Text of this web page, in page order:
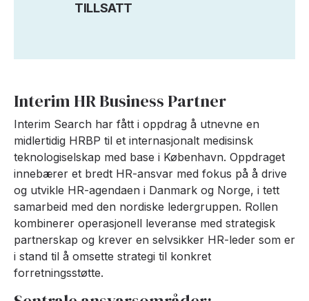
TILLSATT
Interim HR Business Partner
Interim Search har fått i oppdrag å utnevne en
midlertidig HRBP til et internasjonalt medisinsk
teknologiselskap med base i København. Oppdraget
innebærer et bredt HR-ansvar med fokus på å drive
og utvikle HR-agendaen i Danmark og Norge, i tett
samarbeid med den nordiske ledergruppen. Rollen
kombinerer operasjonell leveranse med strategisk
partnerskap og krever en selvsikker HR-leder som er
i stand til å omsette strategi til konkret
forretningsstøtte.